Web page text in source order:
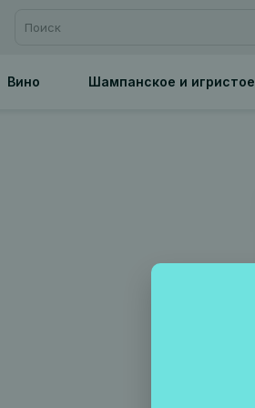
Вино Шампанское и игристое